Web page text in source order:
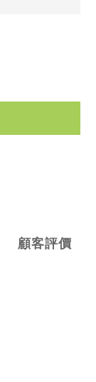
顧客評價